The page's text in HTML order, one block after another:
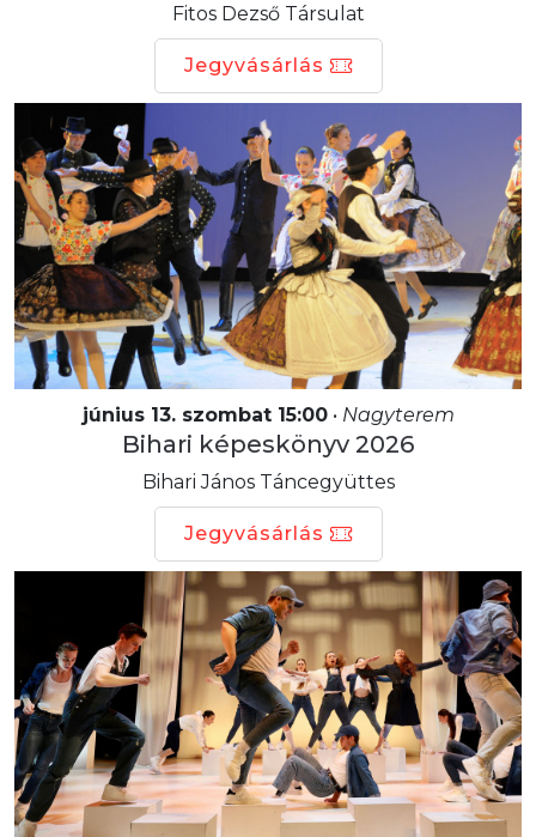
Fitos Dezső Társulat
Jegyvásárlás
június 13. szombat 15:00• Nagyterem
Bihari képeskönyv 2026
Bihari János Táncegyüttes
Jegyvásárlás